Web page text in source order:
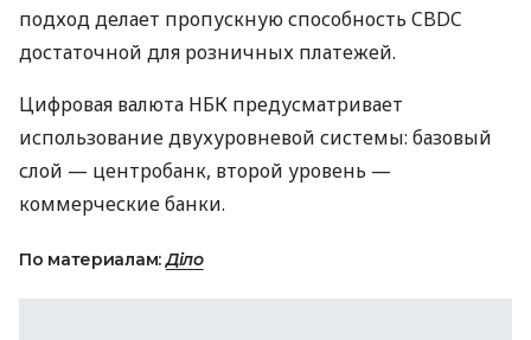
подход делает пропускную способность CBDC
достаточной для розничных платежей.
Цифровая валюта НБК предусматривает
использование двухуровневой системы: базовый
слой — центробанк, второй уровень —
коммерческие банки.
По материалам:Діло